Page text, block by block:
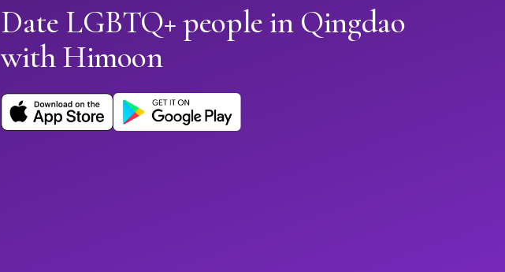
Date LGBTQ+ people in Qingdao
with Himoon